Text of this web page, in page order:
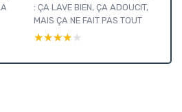
: ÇA LAVE BIEN, ÇA ADOUCIT,
MAIS ÇA NE FAIT PAS TOUT
★★★★★
★★★★★